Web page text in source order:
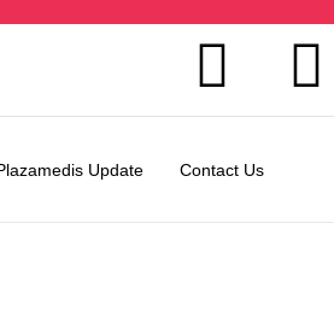
Update Contact Us